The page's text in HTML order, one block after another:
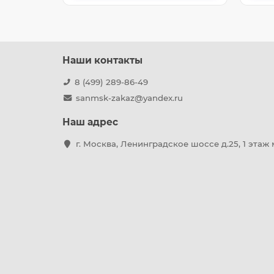
Наши контакты
8 (499) 289-86-49
sanmsk-zakaz@yandex.ru
Наш адрес
г. Москва, Ленинградское шоссе д.25, 1 этаж